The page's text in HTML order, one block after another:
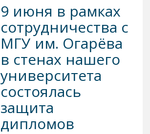
9 июня в рамках
сотрудничества с
МГУ им. Огарёва
в стенах нашего
университета
состоялась
защита
дипломов